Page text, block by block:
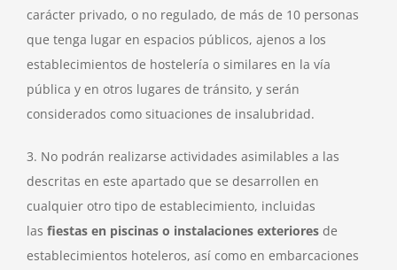
carácter privado, o no regulado, de más de 10 personas
que tenga lugar en espacios públicos, ajenos a los
establecimientos de hostelería o similares en la vía
pública y en otros lugares de tránsito, y serán
considerados como situaciones de insalubridad.
3. No podrán realizarse actividades asimilables a las
descritas en este apartado que se desarrollen en
cualquier otro tipo de establecimiento, incluidas
las fiestas en piscinas o instalaciones exteriores de
establecimientos hoteleros, así como en embarcaciones